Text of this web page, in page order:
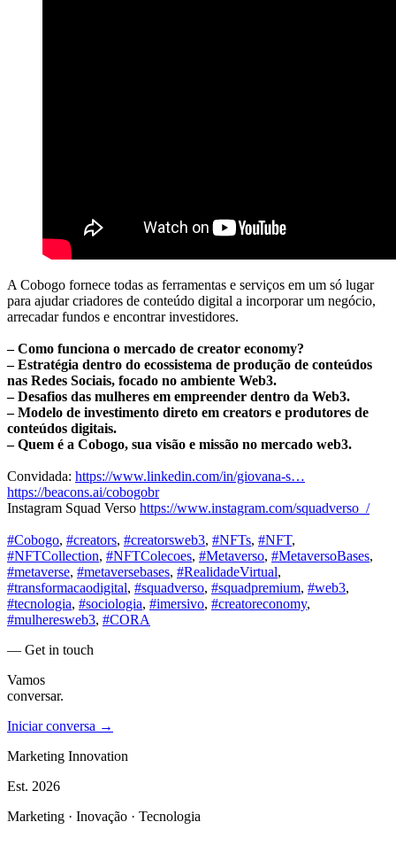
A Cobogo fornece todas as ferramentas e serviços em um só lugar
para ajudar criadores de conteúdo digital a incorporar um negócio,
arrecadar fundos e encontrar investidores.
– Como funciona o mercado de creator economy?
– Estratégia dentro do ecossistema de produção de conteúdos
nas Redes Sociais, focado no ambiente Web3.
– Desafios das mulheres em empreender dentro da Web3.
– Modelo de investimento direto em creators e produtores de
conteúdos digitais.
– Quem é a Cobogo, sua visão e missão no mercado web3.
Convidada: https://www.linkedin.com/in/giovana-s…
https://beacons.ai/cobogobr
Instagram Squad Verso https://www.instagram.com/squadverso_/
#Cobogo, #creators, #creatorsweb3, #NFTs, #NFT,
#NFTCollection, #NFTColecoes, #Metaverso, #MetaversoBases,
#metaverse, #metaversebases, #RealidadeVirtual,
#transformacaodigital, #squadverso, #squadpremium, #web3,
#tecnologia, #sociologia, #imersivo, #creatoreconomy,
#mulheresweb3, #CORA
— Get in touch
Vamos
conversar.
Iniciar conversa →
Marketing Innovation
Est. 2026
Marketing · Inovação · Tecnologia